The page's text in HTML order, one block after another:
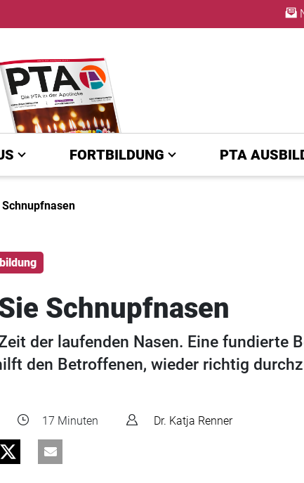
FORTBILDUNG PTA
Schnupfnasen
der laufenden Nasen. Eine fundierte
den Betroffenen, wieder richtig
17 Minuten Dr. Katja Renner